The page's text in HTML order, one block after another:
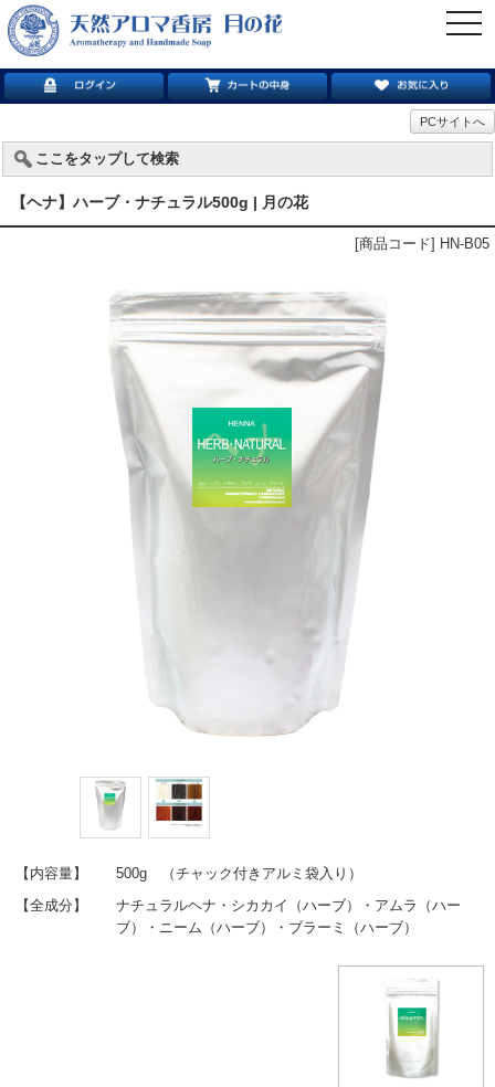
PCサイトへ
ここをタップして検索
【ヘナ】ハーブ・ナチュラル500g | 月の花
[商品コード] HN-B05
【内容量】
500g （チャック付きアルミ袋入り）
【全成分】
ナチュラルヘナ・シカカイ（ハーブ）・アムラ（ハー
ブ）・ニーム（ハーブ）・ブラーミ（ハーブ）